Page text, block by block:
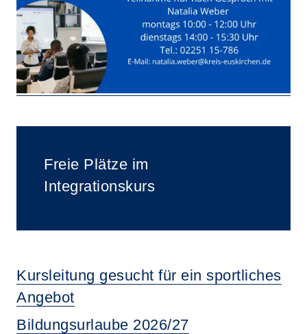
Freie Plätze im
Integrationskurs
Kursleitung gesucht für ein sportliches
Angebot
Bildungsurlaube 2026/27